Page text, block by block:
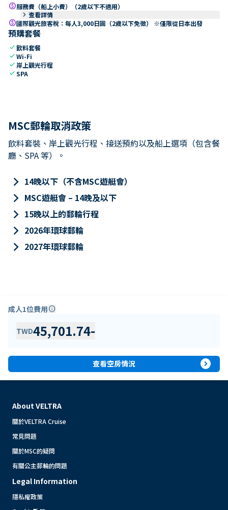
paid服務費（船上小費）（2歲以下不適用）
keyboard_arrow_right 查看詳情
paid國際觀光旅客稅：每人3,000日圓（2歲以下免徵） ※僅限從日本出發
預購套餐
check飲料套餐
checkWi-Fi
check 岸上觀光行程
checkSPA
MSC郵輪取消政策
飲料套裝、岸上觀光行程、接送預約以及船上選項（包含餐
廳、SPA 等）。
keyboard_arrow_right 14晚以下（不含MSC遊艇會）
keyboard_arrow_right MSC遊艇會 – 14晚及以下
keyboard_arrow_right 15晚以上的郵輪行程
keyboard_arrow_right 2026年環球郵輪
keyboard_arrow_right 2027年環球郵輪
成人1位費用info
TWD45,701.74-
查看空房情況 expand_circle_right
About VELTRA
關於VELTRA Cruise
常見問題
關於MSC的疑問
有關公主郵輪的問題
Legal Information
隱私權政策